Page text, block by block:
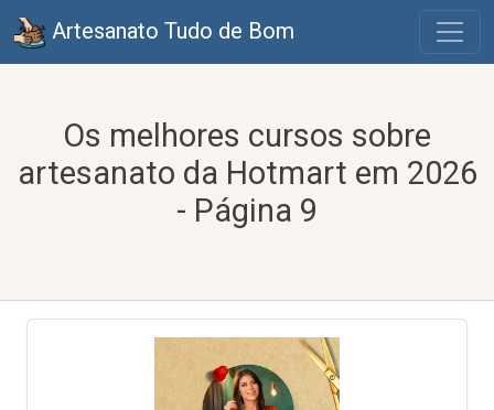
Artesanato Tudo de Bom
Os melhores cursos sobre
artesanato da Hotmart em 2026
- Página 9